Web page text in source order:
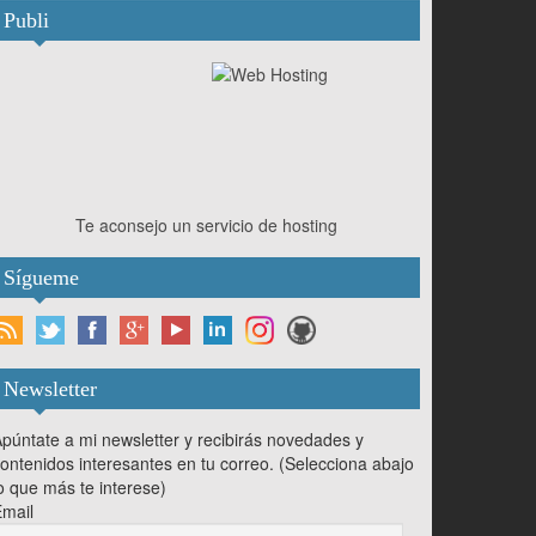
Publi
Te aconsejo un servicio de hosting
Sígueme
Newsletter
a mi newsletter y recibirás novedades y
interesantes en tu correo. (Selecciona abajo
que más te interese)